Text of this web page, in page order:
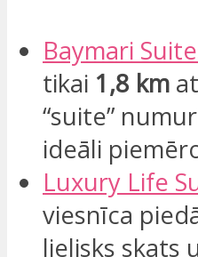
Baymari
tikai 1,8 km
“suite”
ideāli
Luxury Life
viesnīca
lielisks skats